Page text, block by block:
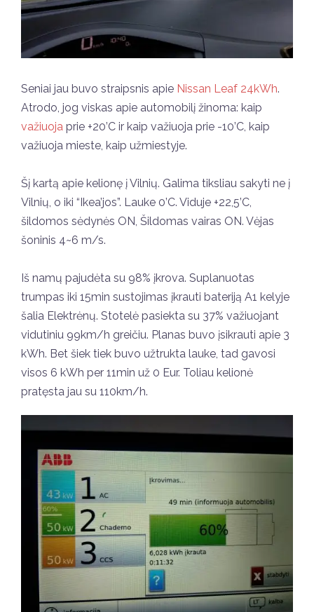
Seniai jau buvo straipsnis apie Nissan Leaf 24kWh.
Atrodo, jog viskas apie automobilį žinoma: kaip
važiuoja prie +20’C ir kaip važiuoja prie -10’C, kaip
važiuoja mieste, kaip užmiestyje.
Šį kartą apie kelionę į Vilnių. Galima tiksliau sakyti ne į
Vilnių, o iki “Ikea’jos”. Lauke 0’C. Viduje +22,5’C,
šildomos sėdynės ON, Šildomas vairas ON. Vėjas
šoninis 4~6 m/s.
Iš namų pajudėta su 98% įkrova. Suplanuotas
trumpas iki 15min sustojimas įkrauti bateriją A1 kelyje
šalia Elektrėnų. Stotelė pasiekta su 37% važiuojant
vidutiniu 99km/h greičiu. Planas buvo įsikrauti apie 3
kWh. Bet šiek tiek buvo užtrukta lauke, tad gavosi
visos 6 kWh per 11min už 0 Eur. Toliau kelionė
pratęsta jau su 110km/h.